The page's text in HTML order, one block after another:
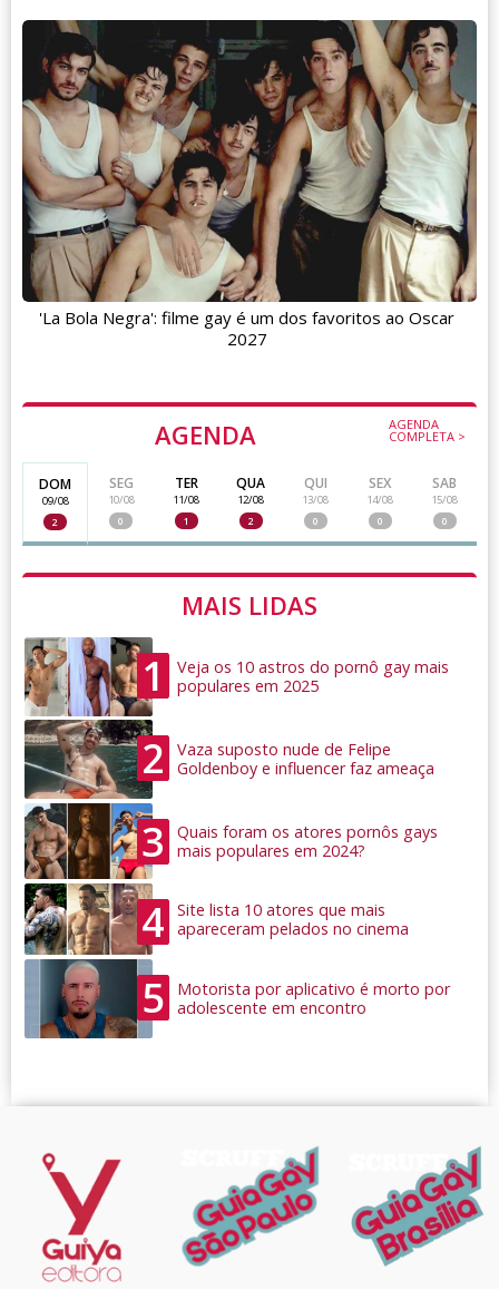
AGENDA AGENDA
COMPLETA >
DOM
09/08
2
SEG
10/08
0
TER
11/08
1
QUA
12/08
2
QUI
13/08
0
SEX
14/08
0
SAB
15/08
0
MAIS LIDAS
1
Veja os 10 astros do pornô gay mais
populares em 2025
2
Vaza suposto nude de Felipe
Goldenboy e influencer faz ameaça
3
Quais foram os atores pornôs gays
mais populares em 2024?
4
Site lista 10 atores que mais
apareceram pelados no cinema
5
Motorista por aplicativo é morto por
adolescente em encontro
'La Bola Negra': filme gay é um dos favoritos ao Oscar
2027